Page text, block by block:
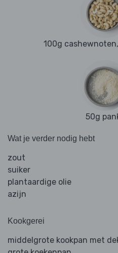
100g
50g
Wat je verder nodig hebt
zout
suiker
plantaardige olie
azijn
Kookgerei
middelgrote kookpan met